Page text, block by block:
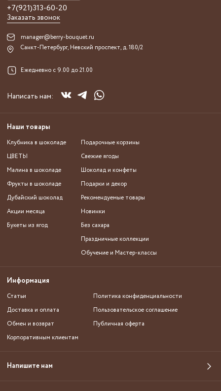
+7(921)313-60-20
Заказать звонок
manager@berry-bouquet.ru
Санкт-Петербург, Невский проспект, д. 180/2
Ежедневно с 9.00 до 21.00
Написать нам:
Наши товары
Клубника в шоколаде
ЦВЕТЫ
Малина в шоколаде
Фрукты в шоколаде
Дубайский шоколад
Акции месяца
Букеты из ягод
Подарочные корзины
Свежие ягоды
Шоколад и конфеты
Подарки и декор
Рекомендуемые товары
Новинки
Без сахара
Праздничные коллекции
Обучение и Мастер-классы
Информация
Статьи
Доставка и оплата
Обмен и возврат
Корпоративным клиентам
Политика конфиденциальности
Пользовательское соглашение
Публичная оферта
Напишите нам